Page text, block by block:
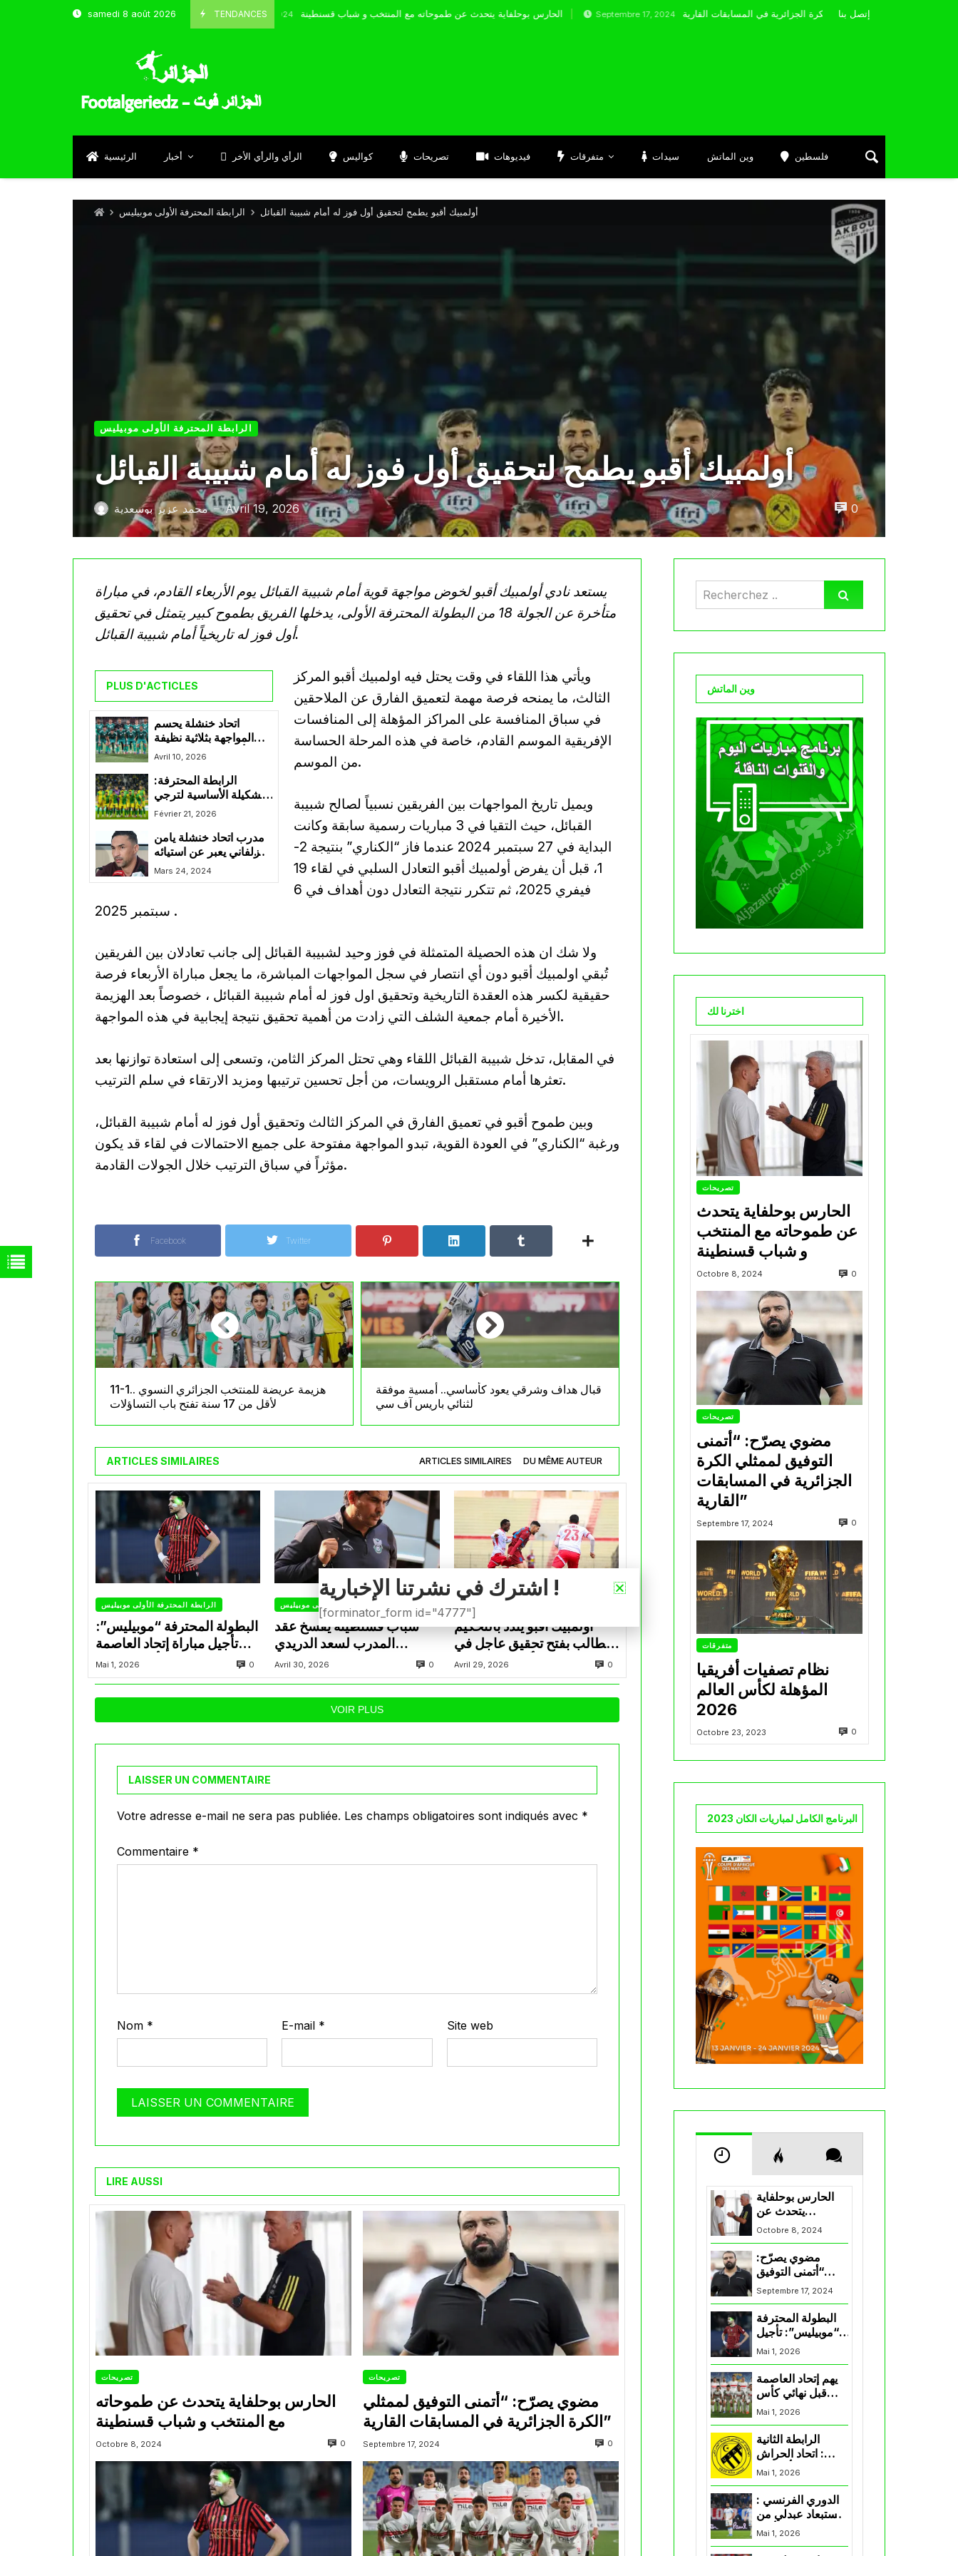
samedi 8 août 2026 TENDANCES
Octobre 8, 2024 الحارس بوحلفاية يتحدث عن طموحاته مع المنتخب و شباب قسنطينة Septembre 17, 2024 إتصل بنا
الرئيسية أخبار الرأي والرأي الأخر كواليس تصريحات فيديوهات متفرقات سيدات وين الماتش فلسطين
الرابطة المحترفة الأولى موبيليس أولمبيك أقبو يطمح لتحقيق أول فوز له أمام شبيبة القبائل
الرابطة المحترفة الأولى موبيليس
أولمبيك أقبو يطمح لتحقيق أول فوز له أمام شبيبة القبائل
محمد عزيز بوسعدية — Avril 19, 2026 0
يستعد نادي أولمبيك أقبو لخوض مواجهة قوية أمام شبيبة القبائل يوم الأربعاء القادم، في مباراة
متأخرة عن الجولة 18 من البطولة المحترفة الأولى، يدخلها الفريق بطموح كبير يتمثل في تحقيق
أول فوز له تاريخياً أمام شبيبة القبائل.
PLUS D'ACTICLES
اتحاد خنشلة يحسم
المواجهة بثلاثية نظيفة
أمام ترجي مستغانم
Avril 10, 2026
الرابطة المحترفة:
التشكيلة الأساسية لترجي
مستغانم وشبيبة القبائل
Février 21, 2026
مدرب اتحاد خنشلة يامن
الزلفاني يعبر عن استيائه
من التعادل مع مولودية
وهران
Mars 24, 2024
ويأتي هذا اللقاء في وقت يحتل فيه اولمبيك أقبو المركز
الثالث، ما يمنحه فرصة مهمة لتعميق الفارق عن الملاحقين
في سباق المنافسة على المراكز المؤهلة إلى المنافسات
الإفريقية الموسم القادم، خاصة في هذه المرحلة الحساسة
من الموسم.
ويميل تاريخ المواجهات بين الفريقين نسبياً لصالح شبيبة
القبائل، حيث التقيا في 3 مباريات رسمية سابقة وكانت
البداية في 27 سبتمبر 2024 عندما فاز “الكناري” بنتيجة 2-
1، قبل أن يفرض أولمبيك أقبو التعادل السلبي في لقاء 19
فيفري 2025، ثم تتكرر نتيجة التعادل دون أهداف في 6
سبتمبر 2025 .
ولا شك ان هذه الحصيلة المتمثلة في فوز وحيد لشبيبة القبائل إلى جانب تعادلان بين الفريقين
تُبقي اولمبيك أقبو دون أي انتصار في سجل المواجهات المباشرة، ما يجعل مباراة الأربعاء فرصة
حقيقية لكسر هذه العقدة التاريخية وتحقيق اول فوز له أمام شبيبة القبائل ، خصوصاً بعد الهزيمة
الأخيرة أمام جمعية الشلف التي زادت من أهمية تحقيق نتيجة إيجابية في هذه المواجهة.
في المقابل، تدخل شبيبة القبائل اللقاء وهي تحتل المركز الثامن، وتسعى إلى استعادة توازنها بعد
تعثرها أمام مستقبل الرويسات، من أجل تحسين ترتيبها ومزيد الارتقاء في سلم الترتيب.
وبين طموح أقبو في تعميق الفارق في المركز الثالث وتحقيق أول فوز له أمام شبيبة القبائل،
ورغبة “الكناري” في العودة القوية، تبدو المواجهة مفتوحة على جميع الاحتمالات في لقاء قد يكون
مؤثراً في سباق الترتيب خلال الجولات القادمة.
Facebook Twitter
11-1.. هزيمة عريضة للمنتخب الجزائري النسوي
لأقل من 17 سنة تفتح باب التساؤلات
قبال هداف وشرقي يعود كأساسي.. أمسية موفقة
لثنائي باريس آف سي
ARTICLES SIMILAIRES ARTICLES SIMILAIRES DU MÊME AUTEUR
الرابطة المحترفة الأولى موبيليس
البطولة المحترفة “موبيليس”:
تأجيل مباراة إتحاد العاصمة
وأتلتيك بارادو
Mai 1, 2026 0
الرابطة المحترفة الأولى موبيليس
شباب قسنطينة يفسخ عقد
المدرب لسعد الدريدي
بالتراضي
Avril 30, 2026 0
أولمبيك أقبو يندد بالتحكيم
ويطالب بفتح تحقيق عاجل في
تجاوزات أثّرت على نتائج
الفريق
Avril 29, 2026 0
VOIR PLUS
LAISSER UN COMMENTAIRE
Votre adresse e-mail ne sera pas publiée. Les champs obligatoires sont indiqués avec *
Commentaire *
Nom * E-mail * Site web
LIRE AUSSI
تصريحات
الحارس بوحلفاية يتحدث عن طموحاته
مع المنتخب و شباب قسنطينة
Octobre 8, 2024 0
تصريحات
مضوي يصرّح: “أتمنى التوفيق لممثلي
الكرة الجزائرية في المسابقات القارية”
Septembre 17, 2024 0
وين الماتش
اخترنا لك
تصريحات
الحارس بوحلفاية يتحدث
عن طموحاته مع المنتخب
و شباب قسنطينة
Octobre 8, 2024 0
تصريحات
مضوي يصرّح: “أتمنى
التوفيق لممثلي الكرة
الجزائرية في المسابقات
القارية”
Septembre 17, 2024 0
متفرقات
نظام تصفيات أفريقيا
المؤهلة لكأس العالم
2026
Octobre 23, 2023 0
البرنامج الكامل لمباريات الكان 2023
الحارس بوحلفاية
يتحدث عن
طموحاته مع
المنتخب و شباب
قسنطينة
Octobre 8, 2024
مضوي يصرّح:
“أتمنى التوفيق
لممثلي الكرة
الجزائرية في
Septembre 17, 2024
البطولة المحترفة
“موبيليس”: تأجيل
مباراة إتحاد
العاصمة وأتلتيك
بارادو
Mai 1, 2026
يهم إتحاد العاصمة
قبل نهائي كأس
اكاف : الزمالك
يسقط بثلاثية أمام
Mai 1, 2026
الرابطة الثانية
: اتحاد الحراش
يحسم التأهل إلى
“البلاي أوف”
Mai 1, 2026
الدوري الفرنسي :
استبعاد عبدلي من
قائمة مرسيليا أمام
Mai 1, 2026
اشترك في نشرتنا الإخبارية !
[forminator_form id="4777"]